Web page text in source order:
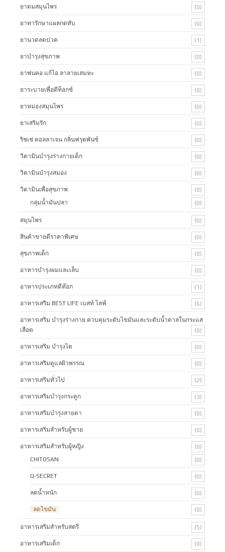
ยาดมสมุนไพร (0)
ยาทารักษาแผลกดทับ (0)
ยานวดลดปวด (1)
ยาบำรุงสุขภาพ (0)
ยาพ่นคอ แก้ไอ ลาลายเสมหะ (0)
ยาระบายเพื่อดีท็อกซ์ (0)
ยาหม่องสมุนไพร (0)
ยาเสริมรัก (0)
ริชเช่ คอลลาเจน กลิ่นฟรุตพันซ์ (0)
วิตามินบำรุงร่างกายเด็ก (0)
วิตามินบำรุงสมอง (0)
วิตามินเพื่อสุขภาพ
(0)
กลุ่มน้ำมันปลา
(0)
สมุนไพร (0)
สินค้าขายดีราคาพิเศษ (0)
สุขภาพเด็ก (0)
อาหารบำรุงผมและเล็บ (0)
อาหารประเภทดีท๊อก (1)
อาหารเสริม BEST LIFE เบสท์ ไลฟ์ (6)
อาหารเสริม บำรุงร่างกาย ควบคุมระดับไขมันและระดับน้ำตาลในกระแส
เลือด
(0)
อาหารเสริม บำรุงไต (0)
อาหารเสริมดูแลผิวพรรณ (0)
อาหารเสริมทั่วไป (2)
อาหารเสริมบำรุงกระดูก (3)
อาหารเสริมบำรุงสายตา (0)
อาหารเสริมสำหรับผู้ชาย (0)
อาหารเสริมสำหรับผู้หญิง
(0)
CHITOSAN
(0)
Q-SECRET (0)
ลดน้ำหนัก (0)
ลดไขมัน (0)
อาหารเสริมสำหรับสตรี (5)
อาหารเสริมเด็ก (0)